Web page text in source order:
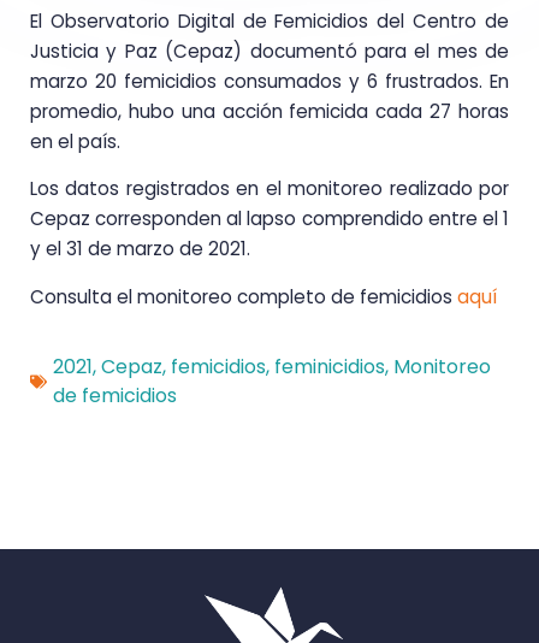
El Observatorio Digital de Femicidios del Centro de
Justicia y Paz (Cepaz) documentó para el mes de
marzo 20 femicidios consumados y 6 frustrados. En
promedio, hubo una acción femicida cada 27 horas
en el país.
Los datos registrados en el monitoreo realizado por
Cepaz corresponden al lapso comprendido entre el 1
y el 31 de marzo de 2021.
Consulta el monitoreo completo de femicidios aquí
2021,Cepaz, femicidios, feminicidios, Monitoreo
de femicidios